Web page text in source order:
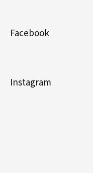
Facebook
Instagram